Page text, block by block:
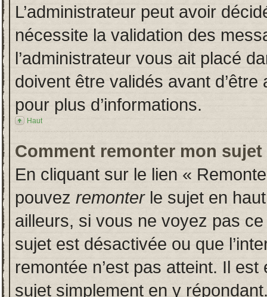
L’administrateur peut avoir
nécessite la validation des
l’administrateur vous ait placé
doivent être validés avant
pour plus d’informations.
Haut
Comment remonter mon sujet
En cliquant sur le lien «
pouvez remonterle sujet en
ailleurs, si vous ne voyez pas
sujet est désactivée ou que
remontée n’est pas atteint. Il
sujet simplement en y